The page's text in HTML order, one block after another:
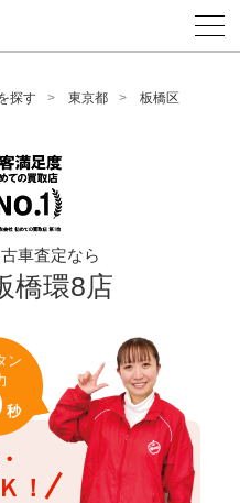
のCVボタン*/
探す 東京都
板橋区
車査定なら
橋環8店
！
ン
秒